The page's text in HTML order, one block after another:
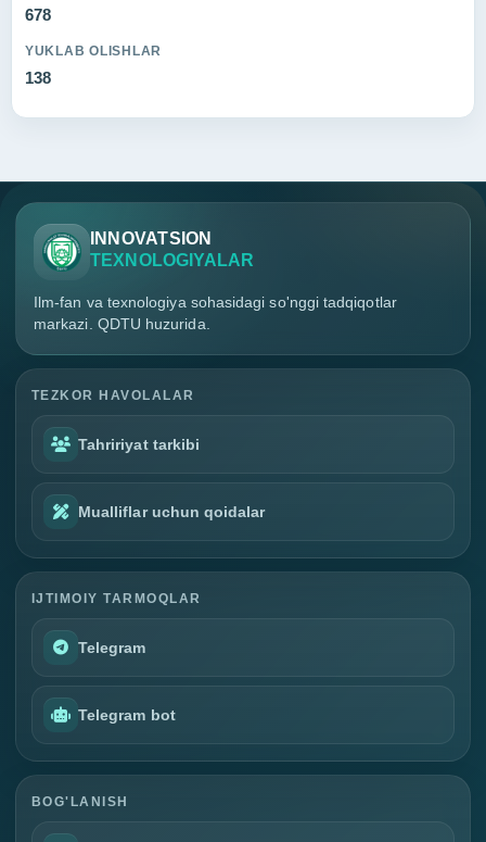
678
YUKLAB OLISHLAR
138
INNOVATSION
TEXNOLOGIYALAR
Ilm-fan va texnologiya sohasidagi so'nggi tadqiqotlar
markazi. QDTU huzurida.
TEZKOR HAVOLALAR
Tahririyat tarkibi
Mualliflar uchun qoidalar
IJTIMOIY TARMOQLAR
Telegram
Telegram bot
BOG'LANISH